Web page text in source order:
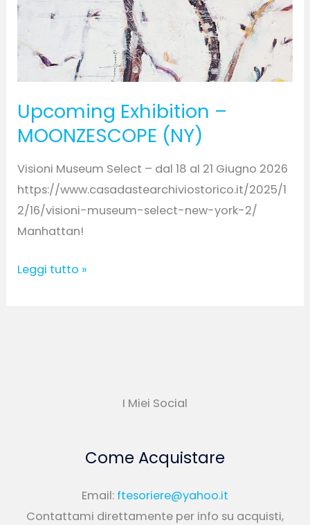
Upcoming Exhibition –
MOONZESCOPE (NY)
Visioni Museum Select – dal 18 al 21 Giugno 2026
https://www.casadastearchiviostorico.it/2025/1
2/16/visioni-museum-select-new-york-2/
Manhattan!
Leggi tutto »
I Miei Social
Come Acquistare
Email: ftesoriere@yahoo.it
Contattami direttamente per info su acquisti,